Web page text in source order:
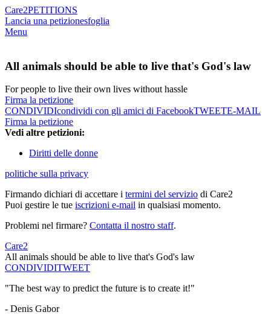
Care2PETITIONS
Lancia una petizionesfoglia
Menu
All animals should be able to live that's God's law
For people to live their own lives without hassle
Firma la petizione
CONDIVIDIcondividi con gli amici di FacebookTWEETE-MAIL
Firma la petizione
Vedi altre petizioni:
Diritti delle donne
politiche sulla privacy
Firmando dichiari di accettare i termini del servizio di Care2
Puoi gestire le tue iscrizioni e-mail in qualsiasi momento.
Problemi nel firmare? Contatta il nostro staff.
Care2
All animals should be able to live that's God's law
CONDIVIDITWEET
"The best way to predict the future is to create it!"
- Denis Gabor